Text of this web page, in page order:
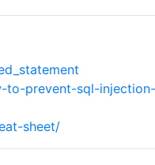
prevent-sql-
sheet/